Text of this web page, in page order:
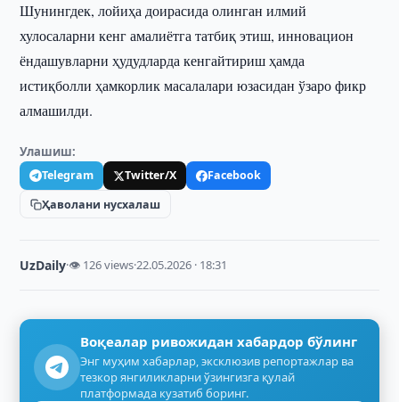
Шунингдек, лойиҳа доирасида олинган илмий
хулосаларни кенг амалиётга татбиқ этиш, инновацион
ёндашувларни ҳудудларда кенгайтириш ҳамда
истиқболли ҳамкорлик масалалари юзасидан ўзаро фикр
алмашилди.
Улашиш:
Telegram Twitter/X
Facebook
Ҳаволани нусхалаш
UzDaily·👁 126 views·22.05.2026 · 18:31
Воқеалар ривожидан хабардор бўлинг
Энг муҳим хабарлар, эксклюзив репортажлар ва
тезкор янгиликларни ўзингизга қулай
платформада кузатиб боринг.